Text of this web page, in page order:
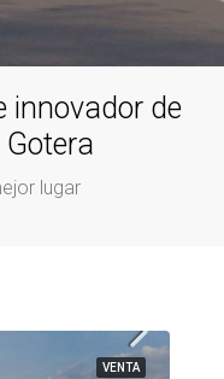
innovador de
lugar
VENTA